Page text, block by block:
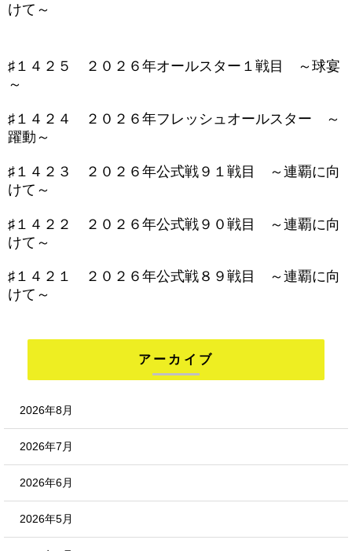
けて～
♯１４２５ ２０２６年オールスター１戦目 ～球宴
～
♯１４２４ ２０２６年フレッシュオールスター ～
躍動～
♯１４２３ ２０２６年公式戦９１戦目 ～連覇に向
けて～
♯１４２２ ２０２６年公式戦９０戦目 ～連覇に向
けて～
♯１４２１ ２０２６年公式戦８９戦目 ～連覇に向
けて～
アーカイブ
2026年8月
2026年7月
2026年6月
2026年5月